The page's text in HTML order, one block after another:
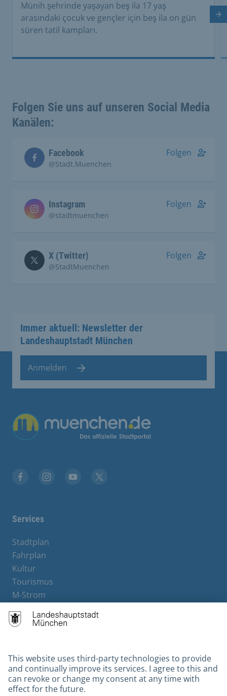
Münih şehrinde yaşayan beş ila 17 yaş
arasındaki çocuk ve gençler için beş ila on gün
süren tatil kampları.
Folgen Sie uns auf unseren Social Media
Kanälen:
Facebook
@Stadt.Muenchen
Folgen
Instagram
@stadtmuenchen
Folgen
X (Twitter)
@StadtMuenchen
Folgen
Immer aktuell: Newsletter der
Landeshauptstadt München
Anmelden
Übergreifende Links
Services
Stadtplan
Fahrplan
Kultur
Tourismus
M-Strom
Hotels
Contact
Barrierefreiheit
Leichte Sprache